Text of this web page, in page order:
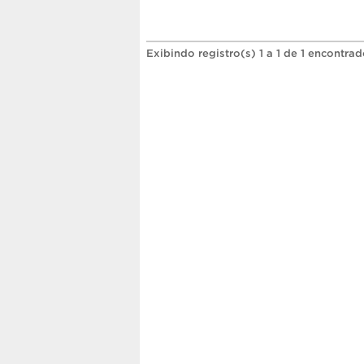
Exibindo registro(s) 1 a 1 de 1